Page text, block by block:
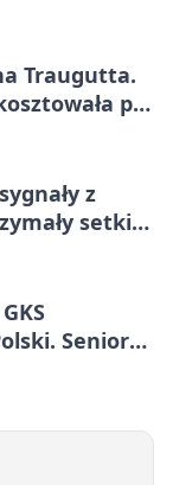
Traugutta.
pół
z
setki
Seniorzy